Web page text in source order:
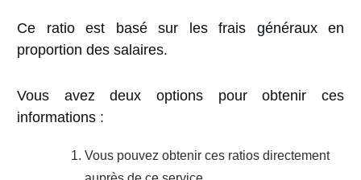
Ce ratio est basé sur les frais généraux en
proportion des salaires.
Vous avez deux options pour obtenir ces
informations :
Vous pouvez obtenir ces ratios directement